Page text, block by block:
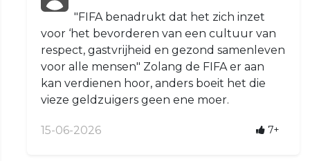
"FIFA benadrukt dat het zich inzet
voor ‘het bevorderen van een cultuur van
respect, gastvrijheid en gezond samenleven
voor alle mensen" Zolang de FIFA er aan
kan verdienen hoor, anders boeit het die
vieze geldzuigers geen ene moer.
15-06-2026 7+